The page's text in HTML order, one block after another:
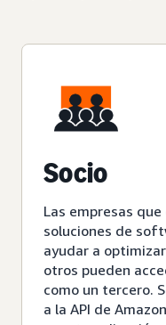
Socio
Las empresas
soluciones de
ayudar a
otros pueden
como un tercero.
a la API de